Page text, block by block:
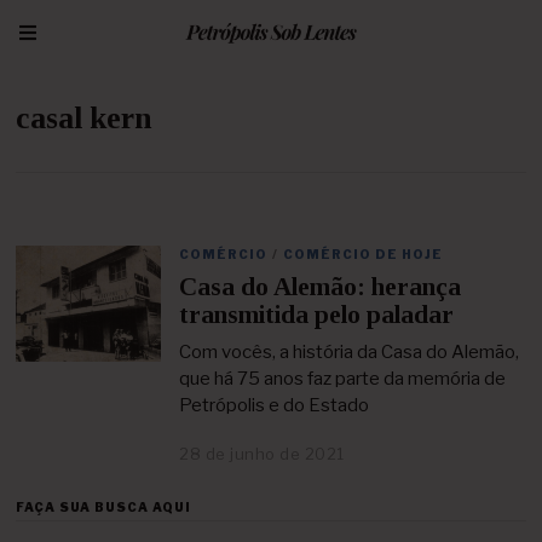
casal kern
COMÉRCIO / COMÉRCIO DE HOJE
Casa do Alemão: herança
transmitida pelo paladar
Com vocês, a história da Casa do Alemão,
que há 75 anos faz parte da memória de
Petrópolis e do Estado
FAÇA SUA BUSCA AQUI